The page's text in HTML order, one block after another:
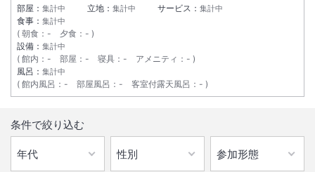
部屋： 集計中 立地： 集計中 サービス： 集計中
食事： 集計中
朝食 ： - 夕食 ： -
設備： 集計中
館内 ： - 部屋 ： - 寝具 ： - アメニティ ： -
風呂： 集計中
館内風呂 ： - 部屋風呂 ： - 客室付露天風呂 ： -
条件で絞り込む